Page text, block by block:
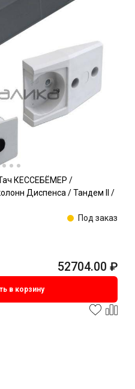
КЕССЕБЁМЕР /
Диспенса / Тандем II /
Под заказ
52704.00 ₽
в корзину